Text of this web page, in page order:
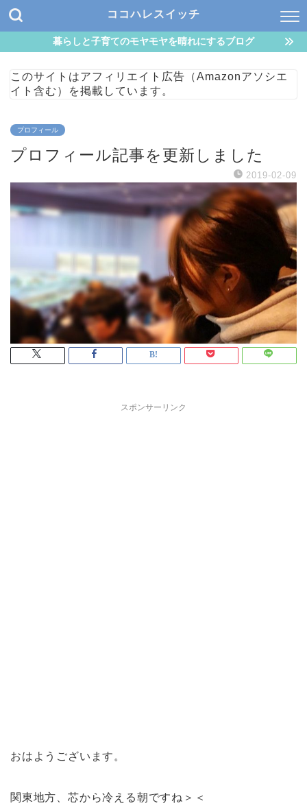
ココハレスイッチ
暮らしと子育てのモヤモヤを晴れにするブログ
このサイトはアフィリエイト広告（Amazonアソシエ
イト含む）を掲載しています。
プロフィール
プロフィール記事を更新しました
2019-02-09
スポンサーリンク
おはようございます。
関東地方、芯から冷える朝ですね＞＜